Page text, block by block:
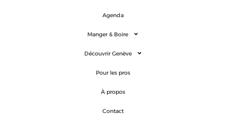
Agenda
Manger & Boire
Découvrir Genève
Pour les pros
À propos
Contact